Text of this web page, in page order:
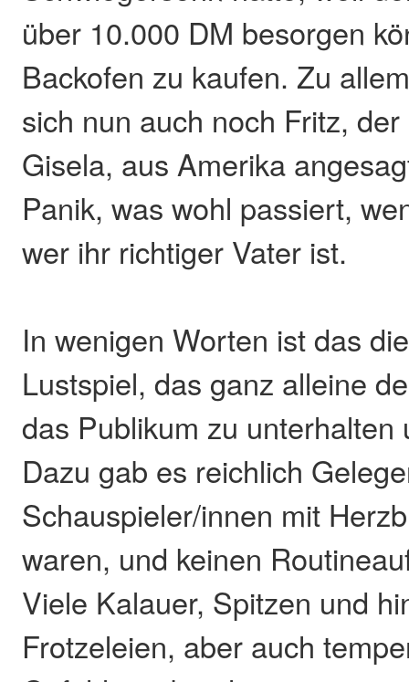
über 10.000 DM besorgen
Backofen zu kaufen. Zu
sich nun auch noch Fritz,
Gisela, aus Amerika
Panik, was wohl passiert,
wer ihr richtiger Vater ist.
In wenigen Worten ist das
Lustspiel, das ganz alleine
das Publikum zu unterhalten
Dazu gab es reichlich
Schauspieler/innen mit
waren, und keinen
Viele Kalauer, Spitzen und
Frotzeleien, aber auch